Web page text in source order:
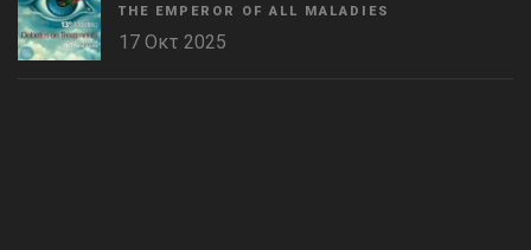
THE EMPEROR OF ALL MALADIES
17 Οκτ 2025